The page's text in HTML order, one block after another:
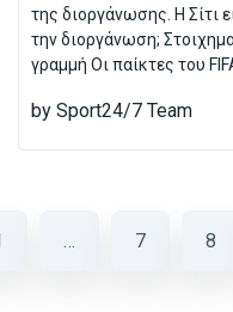
της διοργάνωσης. Η Σίτι
την διοργάνωση;
γραμμή Οι παίκτες του
by Sport24/7 Team
… 7 8